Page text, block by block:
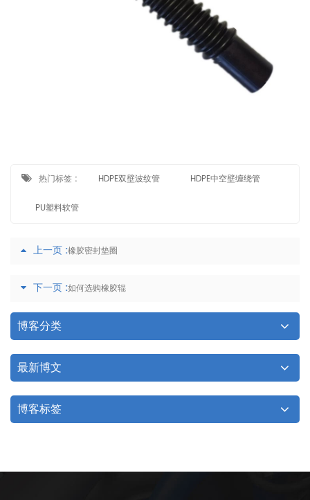
热门标签 : HDPE双壁波纹管 HDPE中空壁缠绕管
PU塑料软管
上一页 :橡胶密封垫圈
下一页 :如何选购橡胶辊
博客分类
最新博文
博客标签